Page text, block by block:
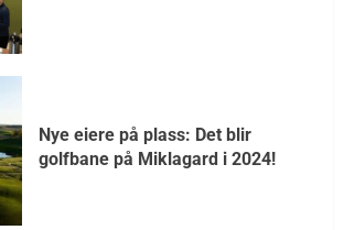
Nye eiere på plass: Det blir
golfbane på Miklagard i 2024!